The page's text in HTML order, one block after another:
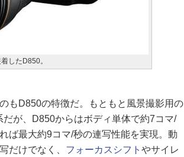
したD850。
もD850の特徴だ。もともと風景撮影用の
が、D850からはボディ単体で約7コマ/
ば最大約9コマ/秒の連写性能を実現。動
だけでなく、 フォーカスシフト やサイレ